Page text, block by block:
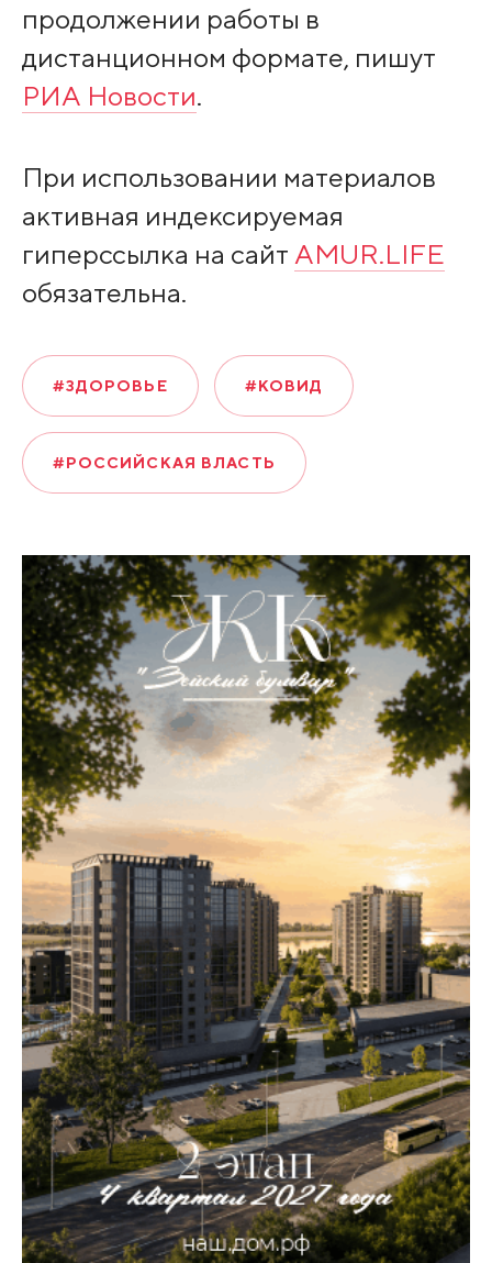
продолжении работы в
дистанционном формате, пишут
РИА Новости.
При использовании материалов
активная индексируемая
гиперссылка на сайт AMUR.LIFE
обязательна.
#ЗДОРОВЬЕ #КОВИД
#РОССИЙСКАЯ ВЛАСТЬ